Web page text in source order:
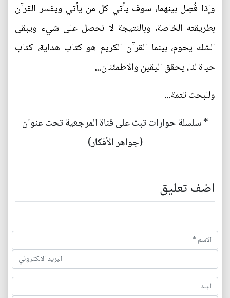
وإذا فُصِل بينهما، سوف يأتي كل من يأتي ويفسر القرآن
بطريقته الخاصة، وبالنتيجة لا نحصل على شيء ويبقى
الشك يحوم، بينما القرآن الكريم هو كتاب هداية، كتاب
حياة لنا، يحقق اليقين والاطمئنان...
وللبحث تتمة...
* سلسلة حوارات تبث على قناة المرجعية تحت عنوان
(جواهر الأفكار)
اضف تعليق